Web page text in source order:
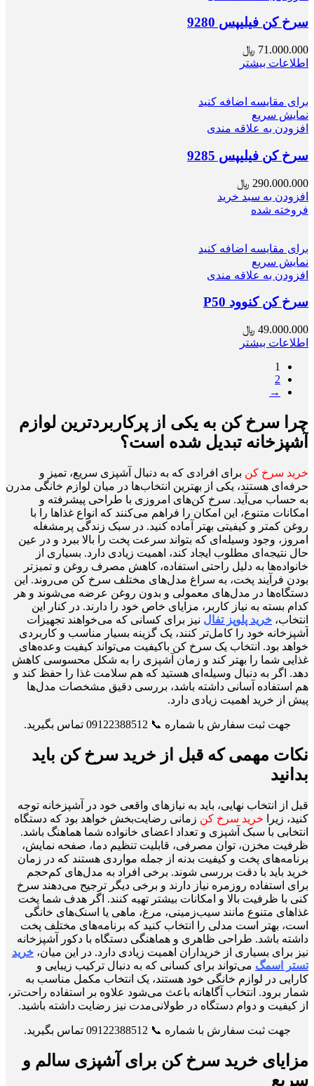
سرخ کن فیلیپس 9280
71.000.000 ﷼
اطلاعات بیشتر
برای مقایسه اضافه کنید
نمایش سریع
افزودن به علاقه مندی
سرخ کن فیلیپس 9285
290.000.000 ﷼
افزودن به سبد خرید
فروخته شده
برای مقایسه اضافه کنید
نمایش سریع
افزودن به علاقه مندی
سرخ کن کنوود P50
49.000.000 ﷼
اطلاعات بیشتر
1
2
→
چرا سرخ کن به یکی از پرکاربردترین لوازم
آشپزخانه تبدیل شده است؟
خرید سرخ کن برای افرادی که به دنبال آشپزی سریع، تمیز و
حرفه‌ای هستند، یکی از بهترین انتخاب‌ها در میان لوازم خانگی مدرن
به حساب می‌آید. سرخ کن‌های امروزی با طراحی پیشرفته و
امکانات متنوع، این امکان را فراهم می‌کنند که انواع غذاها را با
روغن کمتر و کیفیتی بهتر آماده کنید. در سبک زندگی پرمشغله
امروز، وجود وسیله‌ای که بتواند سرعت پخت را بالا ببرد و در عین
حال نتیجه‌ای مطلوب ایجاد کند، اهمیت زیادی دارد. بسیاری از
خانواده‌ها به دلیل راحتی استفاده، کاهش مصرف روغن و تمیزتر
بودن فرآیند پخت، به سراغ مدل‌های مختلف سرخ کن می‌روند. این
دستگاه‌ها در مدل‌های معمولی و بدون روغن عرضه می‌شوند و هر
کدام بسته به نیاز کاربر، مزایای خاص خود را دارند. در کنار این
انتخاب، خرید پلوپز تفال نیز برای کسانی که می‌خواهند تجهیزات
آشپزخانه خود را کامل‌تر کنند، یک گزینه بسیار مناسب و کاربردی
خواهد بود. انتخاب یک سرخ کن باکیفیت می‌تواند کیفیت وعده‌های
غذایی شما را بهتر کند و زمان آشپزی را به شکل محسوسی کاهش
دهد. اگر به دنبال وسیله‌ای هستید که هم سلامت غذا را حفظ کند و
هم استفاده آسانی داشته باشد، بررسی دقیق مشخصات مدل‌ها
پیش از خرید اهمیت زیادی دارد.
جهت ثبت سفارش با شماره 📞 09122388512 تماس بگیرید.
نکات مهمی که قبل از خرید سرخ کن باید
بدانید
قبل از انتخاب نهایی، باید به نیازهای واقعی خود در آشپزخانه توجه
کنید، زیرا خرید سرخ کن زمانی رضایت‌بخش خواهد بود که دستگاه
انتخابی با سبک آشپزی و تعداد اعضای خانواده شما هماهنگ باشد.
ظرفیت مخزن، توان مصرفی، قابلیت تنظیم دما، صفحه نمایش،
برنامه‌های پخت و کیفیت بدنه از جمله مواردی هستند که در زمان
خرید باید با دقت بررسی شوند. برخی افراد به مدل‌های کم‌حجم
برای استفاده روزمره نیاز دارند و برخی دیگر ترجیح می‌دهند سرخ
کنی با ظرفیت بالا و امکانات بیشتر تهیه کنند. اگر هدف شما پخت
غذاهای متنوع مانند سیب‌زمینی، مرغ، ماهی یا اسنک‌های خانگی
است، بهتر است مدلی را انتخاب کنید که برنامه‌های مختلف پخت
داشته باشد. طراحی ظاهری و هماهنگی دستگاه با دکور آشپزخانه
نیز برای بسیاری از خریداران اهمیت زیادی دارد. در این میان، خرید
تستر اسمگ می‌تواند برای کسانی که به دنبال ترکیب زیبایی و
کارایی در لوازم خانگی خود هستند، یک انتخاب مکمل مناسب به
شمار برود. انتخاب آگاهانه باعث می‌شود علاوه بر استفاده راحت‌تر،
از کیفیت و دوام دستگاه در طولانی‌مدت نیز رضایت داشته باشید.
جهت ثبت سفارش با شماره 📞 09122388512 تماس بگیرید.
مزایای خرید سرخ کن برای آشپزی سالم و
سریع